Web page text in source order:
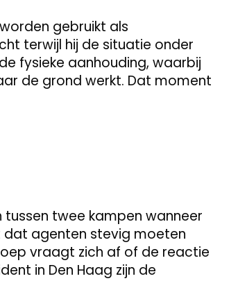
gebruikt als
terwijl hij de situatie onder
fysieke aanhouding, waarbij
de grond werkt. Dat moment
twee kampen wanneer
agenten stevig moeten
vraagt zich af of de reactie
in Den Haag zijn de